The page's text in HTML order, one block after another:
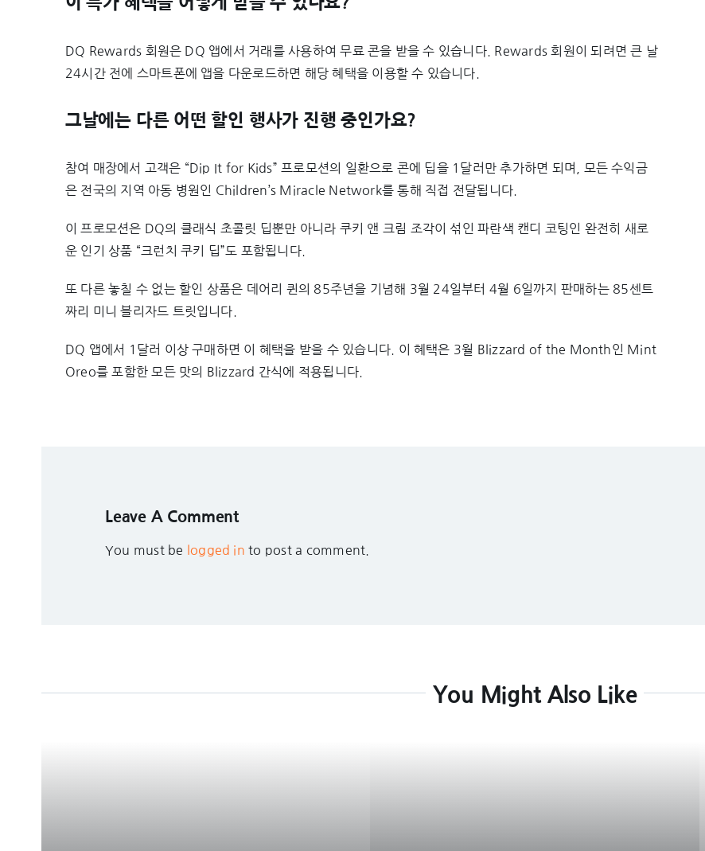
DQ Rewards 회원은 DQ 앱에서 거래를 사용하여 무료 콘을 받을 수 있습니다. Rewards 회원이 되려면 큰 날
24시간 전에 스마트폰에 앱을 다운로드하면 해당 혜택을 이용할 수 있습니다.
그날에는 다른 어떤 할인 행사가 진행 중인가요?
참여 매장에서 고객은 “Dip It for Kids” 프로모션의 일환으로 콘에 딥을 1달러만 추가하면 되며, 모든 수익금
은 전국의 지역 아동 병원인 Children’s Miracle Network를 통해 직접 전달됩니다.
이 프로모션은 DQ의 클래식 초콜릿 딥뿐만 아니라 쿠키 앤 크림 조각이 섞인 파란색 캔디 코팅인 완전히 새로
운 인기 상품 “크런치 쿠키 딥”도 포함됩니다.
또 다른 놓칠 수 없는 할인 상품은 데어리 퀸의 85주년을 기념해 3월 24일부터 4월 6일까지 판매하는 85센트
짜리 미니 블리자드 트릿입니다.
DQ 앱에서 1달러 이상 구매하면 이 혜택을 받을 수 있습니다. 이 혜택은 3월 Blizzard of the Month인 Mint
Oreo를 포함한 모든 맛의 Blizzard 간식에 적용됩니다.
Leave A Comment
You must be logged in to post a comment.
You Might Also Like